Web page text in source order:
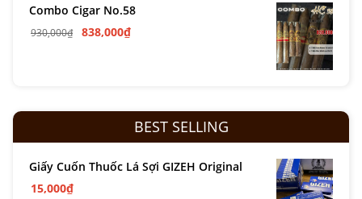
Combo Cigar No.58
930,000₫ 838,000₫
BEST SELLING
Giấy Cuốn Thuốc Lá Sợi GIZEH Original
15,000₫